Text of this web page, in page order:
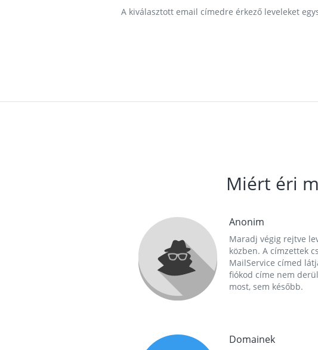
A kiválasztott email címedre érkező leveleket
Miért éri
Anonim
Maradj végig rejtve
közben. A címzettek
MailService címed
fiókod címe nem
most, sem később.
Domainek